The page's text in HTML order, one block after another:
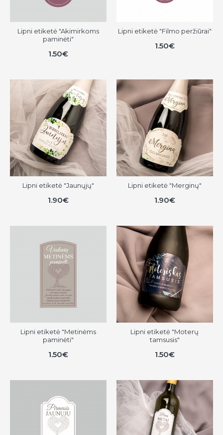
Lipni etiketė "Akimirkoms
paminėti"
1.50€
Lipni etiketė "Filmo peržiūrai"
1.50€
Lipni etiketė "Jaunųjų"
1.90€
Lipni etiketė "Merginų"
1.90€
Lipni etiketė "Metinėms
paminėti"
1.50€
Lipni etiketė "Moterų
tamsusis"
1.50€